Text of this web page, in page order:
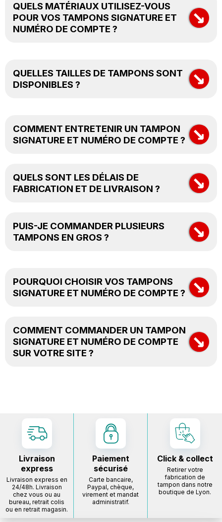
QUELS MATÉRIAUX UTILISEZ-VOUS
POUR VOS TAMPONS SIGNATURE ET
NUMÉRO DE COMPTE ?
→
Bois naturel
Plastique robuste
Encres non toxiques
QUELLES TAILLES DE TAMPONS SONT
DISPONIBLES ?
→
Petits formats
Formats moyens
COMMENT ENTRETENIR UN TAMPON
SIGNATURE ET NUMÉRO DE COMPTE ? →
QUELS SONT LES DÉLAIS DE
FABRICATION ET DE LIVRAISON ?
→
Livraison
1 à 3 jours ouvrables
PUIS-JE COMMANDER PLUSIEURS
TAMPONS EN GROS ?
→
POURQUOI CHOISIR VOS TAMPONS
SIGNATURE ET NUMÉRO DE COMPTE ? →
Matériaux de qualité
Service rapide
Prix compétitifs
COMMENT COMMANDER UN TAMPON
SIGNATURE ET NUMÉRO DE COMPTE
SUR VOTRE SITE ?
→
Livraison
express
Livraison express en
24/48h. Livraison
chez vous ou au
bureau, retrait colis
ou en retrait magasin.
Paiement
sécurisé
Carte bancaire,
Paypal, chèque,
virement et mandat
administratif.
Click & collect
Retirer votre
fabrication de
tampon dans notre
boutique de Lyon.